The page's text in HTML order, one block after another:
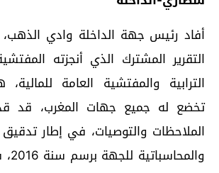
أفاد رئيس جهة الداخلة وادي الذهب،
التقرير المشترك الذي أنجزته
الترابية والمفتشية العامة
تخضع له جميع جهات المغرب، قد
الملاحظات والتوصيات، في إطار تدقيق